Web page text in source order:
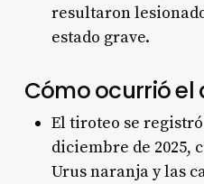
resultaron
estado grave.
Cómo ocurrió el
El tiroteo se
diciembre de 2025,
Urus naranja y las